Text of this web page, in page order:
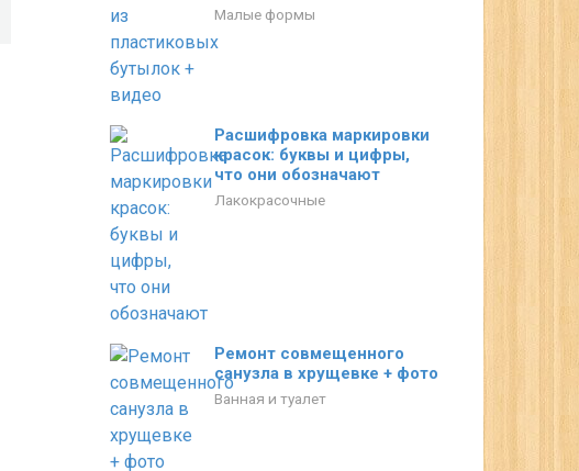
Малые формы
Расшифровка маркировки
красок: буквы и цифры,
что они обозначают
Лакокрасочные
Ремонт совмещенного
санузла в хрущевке + фото
Ванная и туалет